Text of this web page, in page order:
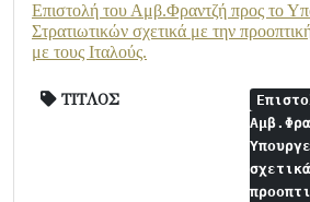
Επιστολή του Αμβ.Φραντζή προς το
Στρατιωτικών σχετικά με την
με τους Ιταλούς.
ΤΙΤΛΟΣ